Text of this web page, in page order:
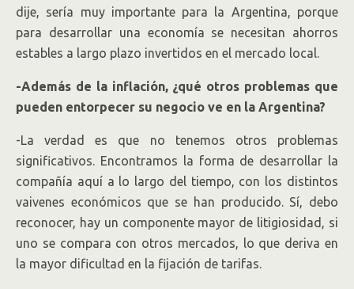
dije, sería muy importante para la Argentina, porque
para desarrollar una economía se necesitan ahorros
estables a largo plazo invertidos en el mercado local.
-Además de la inflación, ¿qué otros problemas que
pueden entorpecer su negocio ve en la Argentina?
-La verdad es que no tenemos otros problemas
significativos. Encontramos la forma de desarrollar la
compañía aquí a lo largo del tiempo, con los distintos
vaivenes económicos que se han producido. Sí, debo
reconocer, hay un componente mayor de litigiosidad, si
uno se compara con otros mercados, lo que deriva en
la mayor dificultad en la fijación de tarifas.